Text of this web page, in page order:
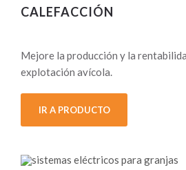
CALEFACCIÓN
Mejore la producción y la
explotación avícola.
IR A PRODUCTO